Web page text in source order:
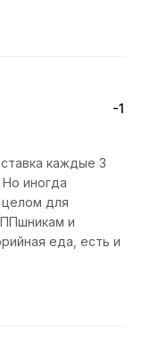
-1
каждые 3
иногда
для
и
еда, есть и